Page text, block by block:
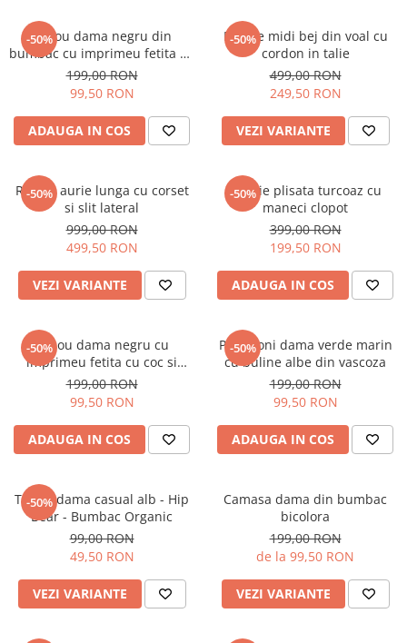
-50%
Tricou dama negru din
bumbac cu imprimeu fetita cu
bentita rosie
199,00 RON
99,50 RON
ADAUGA IN COS
-50%
Rochie midi bej din voal cu
cordon in talie
499,00 RON
249,50 RON
VEZI VARIANTE
-50%
Rochie aurie lunga cu corset
si slit lateral
999,00 RON
499,50 RON
VEZI VARIANTE
-50%
Rochie plisata turcoaz cu
maneci clopot
399,00 RON
199,50 RON
ADAUGA IN COS
-50%
Tricou dama negru cu
imprimeu fetita cu coc si
ochelari albastrii
199,00 RON
99,50 RON
ADAUGA IN COS
-50%
Pantaloni dama verde marin
cu buline albe din vascoza
199,00 RON
99,50 RON
ADAUGA IN COS
-50%
Tricou dama casual alb - Hip
Bear - Bumbac Organic
99,00 RON
49,50 RON
VEZI VARIANTE
Camasa dama din bumbac
bicolora
199,00 RON
de la 99,50 RON
VEZI VARIANTE